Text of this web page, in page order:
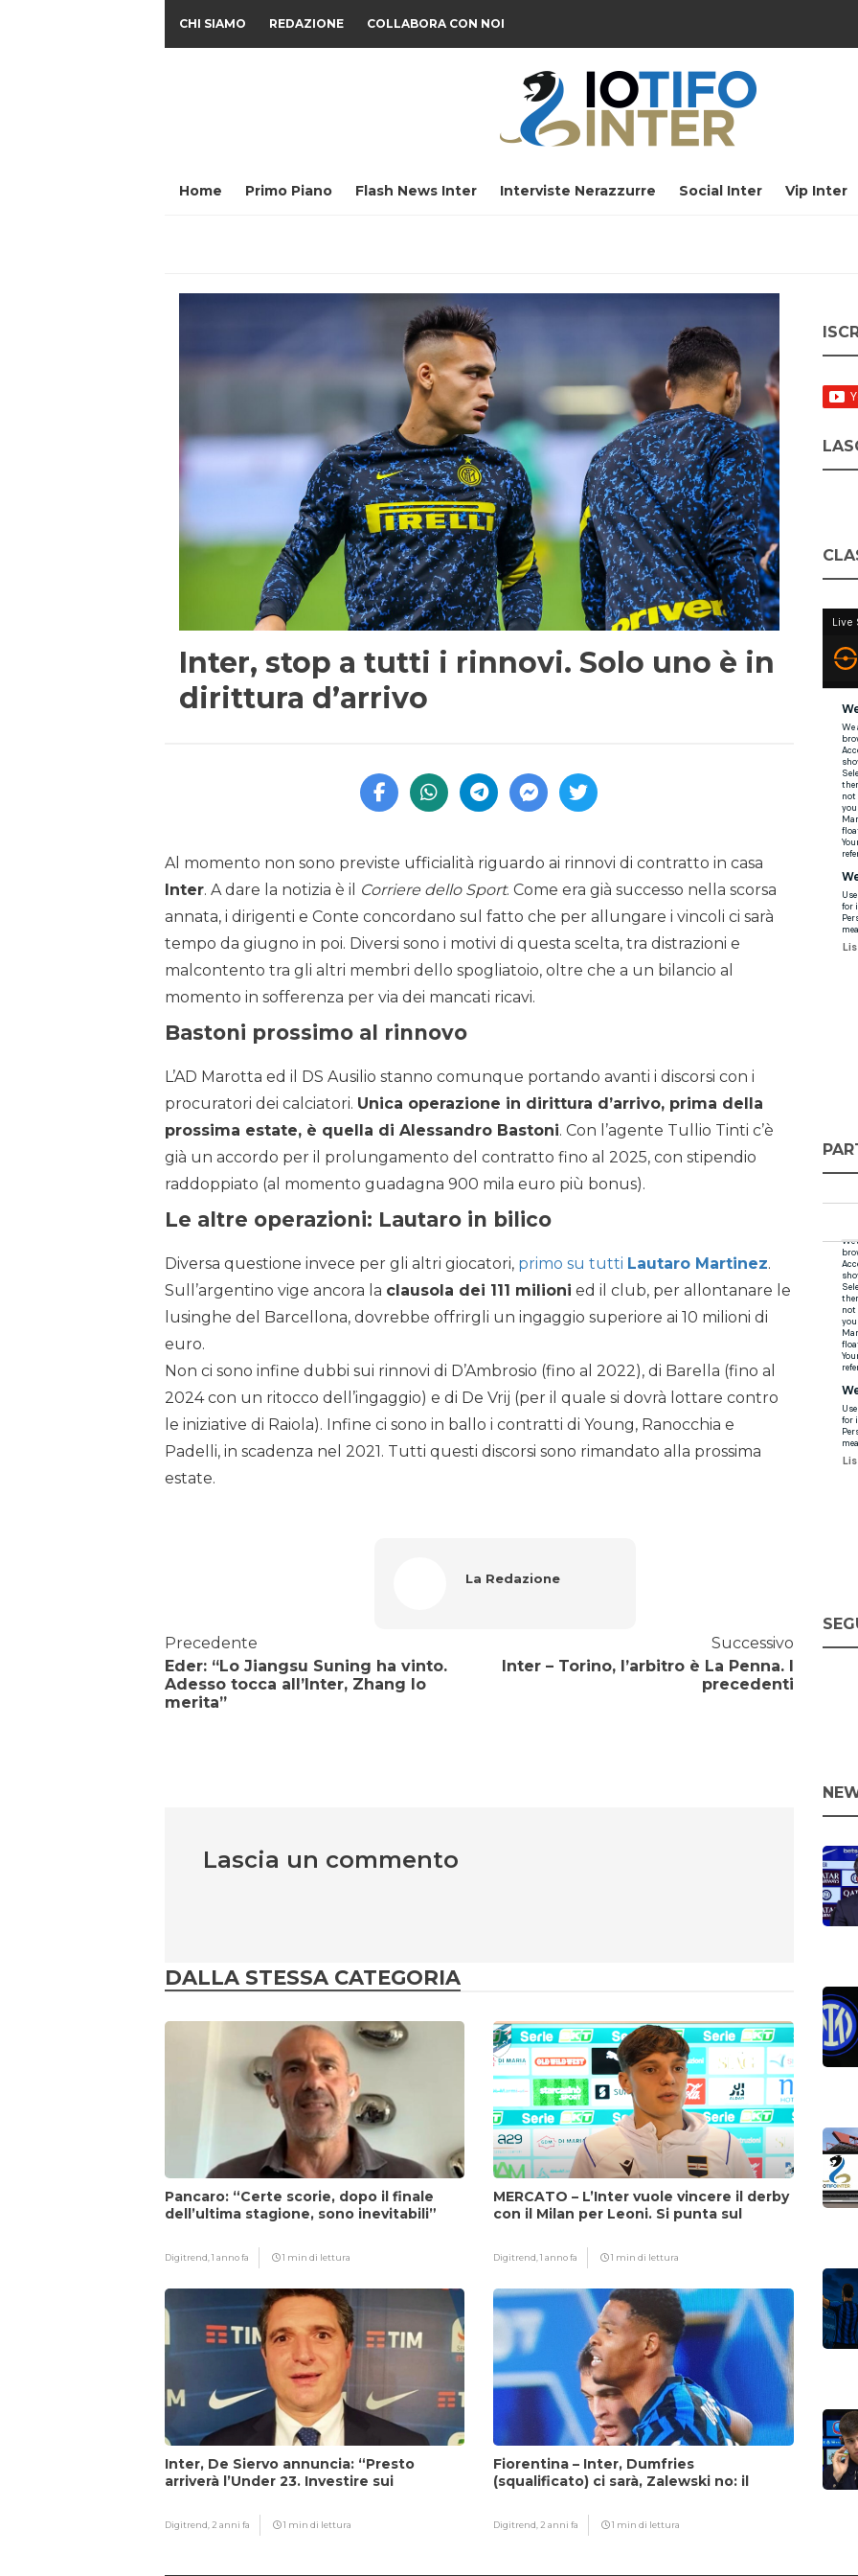
CHI SIAMO REDAZIONE COLLABORA CON NOI
Home Primo Piano Flash News Inter Interviste Nerazzurre Social Inter Vip Inter
Inter, stop a tutti i rinnovi. Solo uno è in
dirittura d’arrivo
Al momento non sono previste ufficialità riguardo ai rinnovi di contratto in casa
Inter. A dare la notizia è il Corriere dello Sport. Come era già successo nella scorsa
annata, i dirigenti e Conte concordano sul fatto che per allungare i vincoli ci sarà
tempo da giugno in poi. Diversi sono i motivi di questa scelta, tra distrazioni e
malcontento tra gli altri membri dello spogliatoio, oltre che a un bilancio al
momento in sofferenza per via dei mancati ricavi.
Bastoni prossimo al rinnovo
L’AD Marotta ed il DS Ausilio stanno comunque portando avanti i discorsi con i
procuratori dei calciatori. Unica operazione in dirittura d’arrivo, prima della
prossima estate, è quella di Alessandro Bastoni. Con l’agente Tullio Tinti c’è
già un accordo per il prolungamento del contratto fino al 2025, con stipendio
raddoppiato (al momento guadagna 900 mila euro più bonus).
Le altre operazioni: Lautaro in bilico
Diversa questione invece per gli altri giocatori, primo su tutti Lautaro Martinez.
Sull’argentino vige ancora la clausola dei 111 milioni ed il club, per allontanare le
lusinghe del Barcellona, dovrebbe offrirgli un ingaggio superiore ai 10 milioni di
euro.
Non ci sono infine dubbi sui rinnovi di D’Ambrosio (fino al 2022), di Barella (fino al
2024 con un ritocco dell’ingaggio) e di De Vrij (per il quale si dovrà lottare contro
le iniziative di Raiola). Infine ci sono in ballo i contratti di Young, Ranocchia e
Padelli, in scadenza nel 2021. Tutti questi discorsi sono rimandato alla prossima
estate.
La Redazione
Precedente
Eder: “Lo Jiangsu Suning ha vinto.
Adesso tocca all’Inter, Zhang lo
merita”
Successivo
Inter – Torino, l’arbitro è La Penna. I
precedenti
Lascia un commento
DALLA STESSA CATEGORIA
Pancaro: “Certe scorie, dopo il finale
dell’ultima stagione, sono inevitabili”
Digitrend,1 anno fa 1 min di lettura
MERCATO – L’Inter vuole vincere il derby
con il Milan per Leoni. Si punta sul
Digitrend,1 anno fa 1 min di lettura
Inter, De Siervo annuncia: “Presto
arriverà l’Under 23. Investire sui
Digitrend,2 anni fa 1 min di lettura
Fiorentina – Inter, Dumfries
(squalificato) ci sarà, Zalewski no: il
Digitrend,2 anni fa 1 min di lettura